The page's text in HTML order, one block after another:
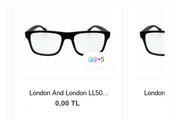
+5
London And London LL506
C2
0,00 TL
London